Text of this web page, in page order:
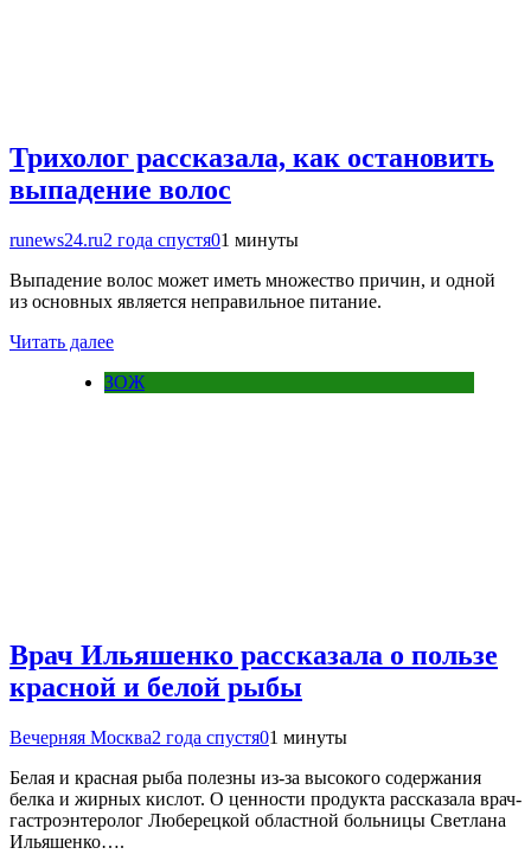
Трихолог рассказала, как остановить
выпадение волос
runews24.ru2 года спустя01 минуты
Выпадение волос может иметь множество причин, и одной
из основных является неправильное питание.
Читать далее
ЗОЖ
Врач Ильяшенко рассказала о пользе
красной и белой рыбы
Вечерняя Москва2 года спустя01 минуты
Белая и красная рыба полезны из-за высокого содержания
белка и жирных кислот. О ценности продукта рассказала врач-
гастроэнтеролог Люберецкой областной больницы Светлана
Ильяшенко….